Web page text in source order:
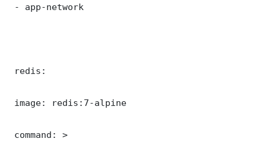
- app-network
redis:
image: redis:7-alpine
command: >